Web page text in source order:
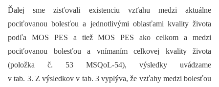
Ďalej sme zisťovali existenciu vzťahu medzi aktuálne
pociťovanou bolesťou a jednotlivými oblasťami kvality života
podľa MOS PES a tiež MOS PES ako celkom a medzi
pociťovanou bolesťou a vnímaním celkovej kvality života
(položka č. 53 MSQoL-54), výsledky uvádzame
v tab. 3. Z výsledkov v tab. 3 vyplýva, že vzťahy medzi bolesťou